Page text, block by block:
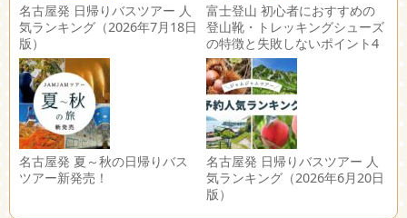
名古屋発 日帰りバスツアー 人
気ランキング（2026年7月18日
版）
富士登山 初心者におすすめの
登山靴・トレッキングシューズ
の特徴と失敗しないポイント4
選
名古屋発 夏～秋の日帰りバス
ツアー新発売！
名古屋発 日帰りバスツアー 人
気ランキング（2026年6月20日
版）